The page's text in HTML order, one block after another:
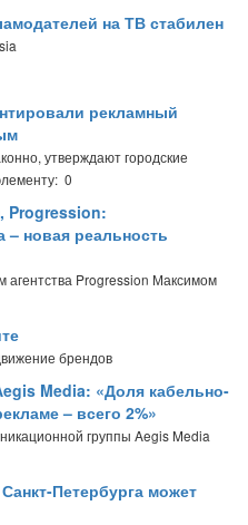
на ТВ стабилен
рекламный
утверждают городские
0
Progression:
– новая реальность
агентства Progression Максимом
брендов
Media: «Доля кабельно-
– всего 2%»
группы Aegis Media
Петербурга может